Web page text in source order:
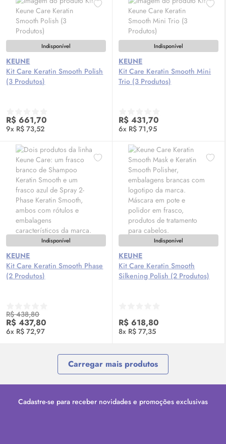
Indisponível
KEUNE
Kit Care Keratin Smooth Polish
(3 Produtos)
R$ 661,70
9x R$ 73,52
Indisponível
KEUNE
Kit Care Keratin Smooth Mini
Trio (3 Produtos)
R$ 431,70
6x R$ 71,95
Indisponível
KEUNE
Kit Care Keratin Smooth Phase
(2 Produtos)
R$ 438,80
R$ 437,80
6x R$ 72,97
Indisponível
KEUNE
Kit Care Keratin Smooth
Silkening Polish (2 Produtos)
R$ 618,80
8x R$ 77,35
Carregar mais produtos
Cadastre-se para receber novidades e promoções exclusivas